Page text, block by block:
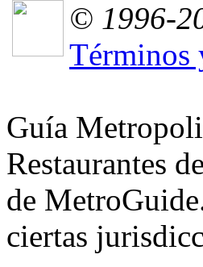
© 1996-
Términos
Guía
Restaurantes
de
ciertas